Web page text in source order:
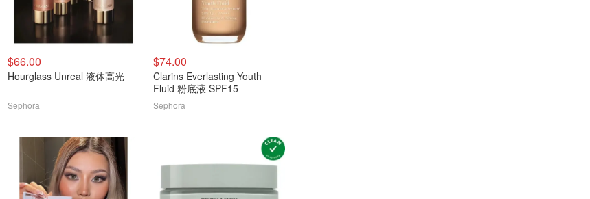
$66.00
Hourglass Unreal 液体高光
Sephora
$74.00
Clarins Everlasting Youth
Fluid 粉底液 SPF15
Sephora